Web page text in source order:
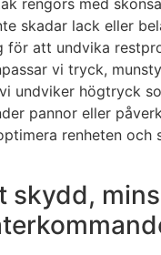
skadar lack eller
för att undvika
vi tryck,
undviker högtryck
pannor eller
renheten och
skydd,